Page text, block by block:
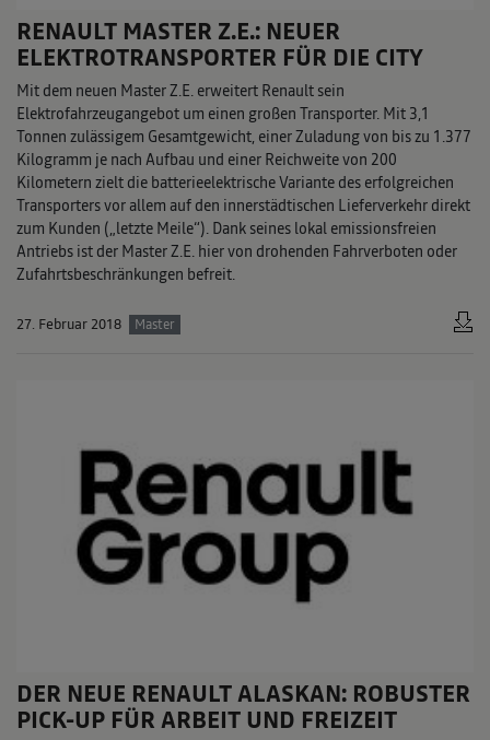
RENAULT MASTER Z.E.: NEUER
ELEKTROTRANSPORTER FÜR DIE CITY
Mit dem neuen Master Z.E. erweitert Renault sein
Elektrofahrzeugangebot um einen großen Transporter. Mit 3,1
Tonnen zulässigem Gesamtgewicht, einer Zuladung von bis zu 1.377
Kilogramm je nach Aufbau und einer Reichweite von 200
Kilometern zielt die batterieelektrische Variante des erfolgreichen
Transporters vor allem auf den innerstädtischen Lieferverkehr direkt
zum Kunden („letzte Meile“). Dank seines lokal emissionsfreien
Antriebs ist der Master Z.E. hier von drohenden Fahrverboten oder
Zufahrtsbeschränkungen befreit.
27. Februar 2018 Master
DER NEUE RENAULT ALASKAN: ROBUSTER
PICK-UP FÜR ARBEIT UND FREIZEIT